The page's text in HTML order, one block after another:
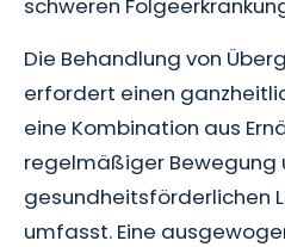
Die Behandlung von
erfordert einen
eine Kombination aus
regelmäßiger Bewegung
gesundheitsförderlichen
umfasst. Eine